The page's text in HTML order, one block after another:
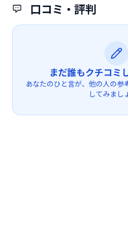
口コミ・評判
まだ誰もクチコミ
あなたのひと言が、他の人の参
してみまし